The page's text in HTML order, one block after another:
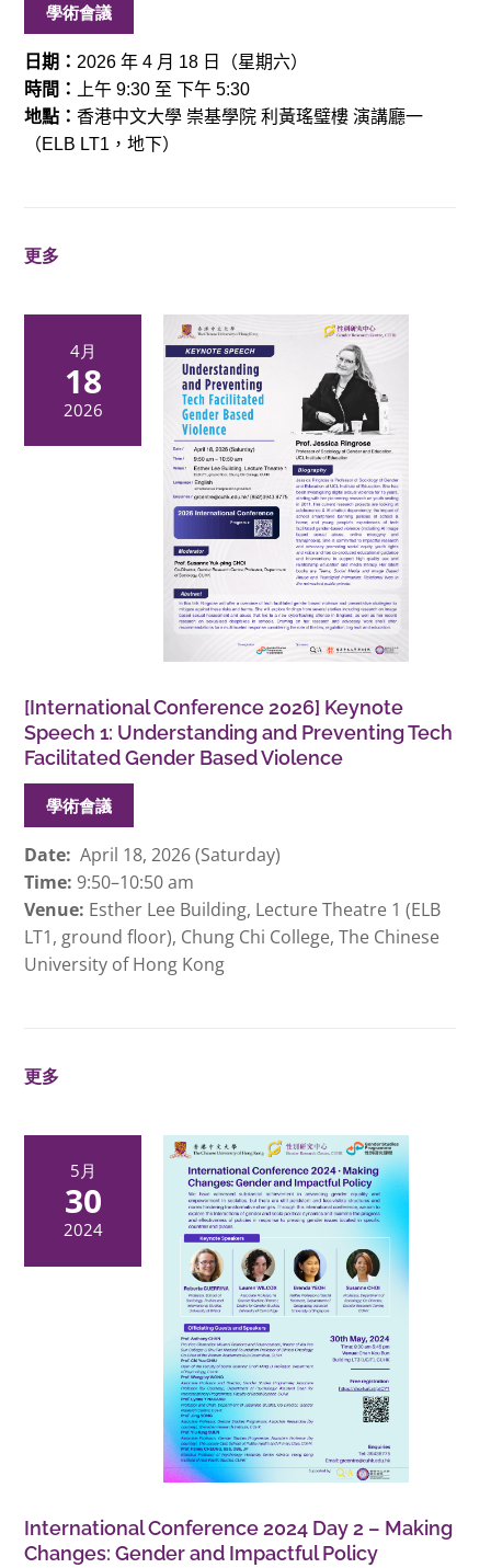
學術會議
日期：2026年 4 月 18 日（星期六）
時間： 上午 9:30 至 下午 5:30
地點：香港中文大學 崇基學院 利黃瑤璧樓 演講廳一
（ELB LT1 ，地下）
更多
4月
18
2026
[International Conference 2026] Keynote
Speech 1: Understanding and Preventing Tech
Facilitated Gender Based Violence
學術會議
Date: April 18, 2026 (Saturday)
Time: 9:50–10:50 am
Venue: Esther Lee Building, Lecture Theatre 1 (ELB
LT1, ground floor), Chung Chi College, The Chinese
University of Hong Kong
更多
5月
30
2024
International Conference 2024 Day 2 – Making
Changes: Gender and Impactful Policy